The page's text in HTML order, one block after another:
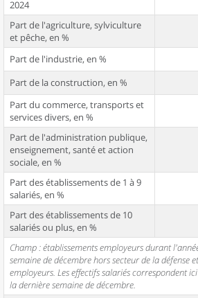
2024
Part de l'agriculture, sylviculture
et pêche, en %
Part de l'industrie, en %
Part de la construction, en %
Part du commerce, transports et
services divers, en %
Part de l'administration publique,
enseignement, santé et action
sociale, en %
Part des établissements de 1 à 9
salariés, en %
Part des établissements de 10
salariés ou plus, en %
Champ : établissements employeurs durant
semaine de décembre hors secteur de la défense
employeurs. Les effectifs salariés correspondent
la dernière semaine de décembre.